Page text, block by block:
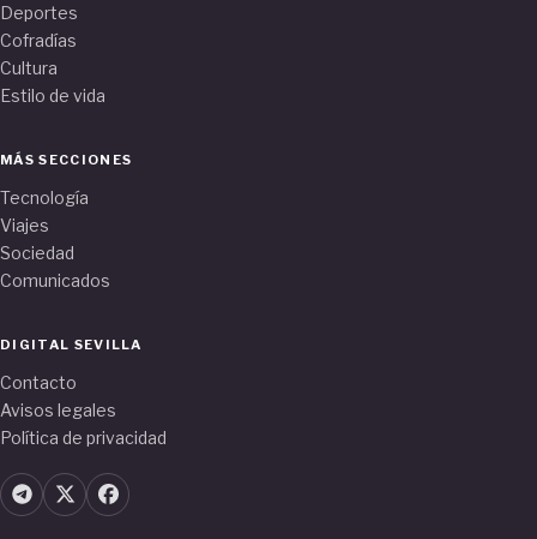
Deportes
Cofradías
Cultura
Estilo de vida
MÁS SECCIONES
Tecnología
Viajes
Sociedad
Comunicados
DIGITAL SEVILLA
Contacto
Avisos legales
Política de privacidad